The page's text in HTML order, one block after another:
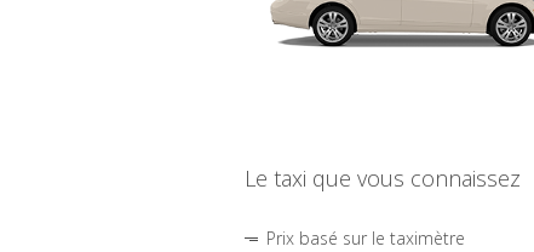
Le taxi que vous connaissez
Prix basé sur le taximètre